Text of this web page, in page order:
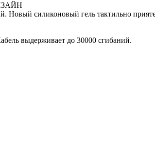
Новый силиконовый гель тактильно
выдерживает до 30000 сгибаний.